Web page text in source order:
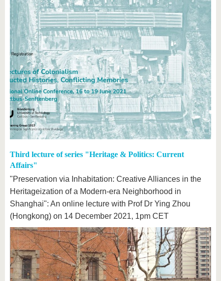
Third lecture of series "Heritage & Politics: Current
Affairs"
"Preservation via Inhabitation: Creative Alliances in the
Heritageization of a Modern-era Neighborhood in
Shanghai": An online lecture with Prof Dr Ying Zhou
(Hongkong) on 14 December 2021, 1pm CET